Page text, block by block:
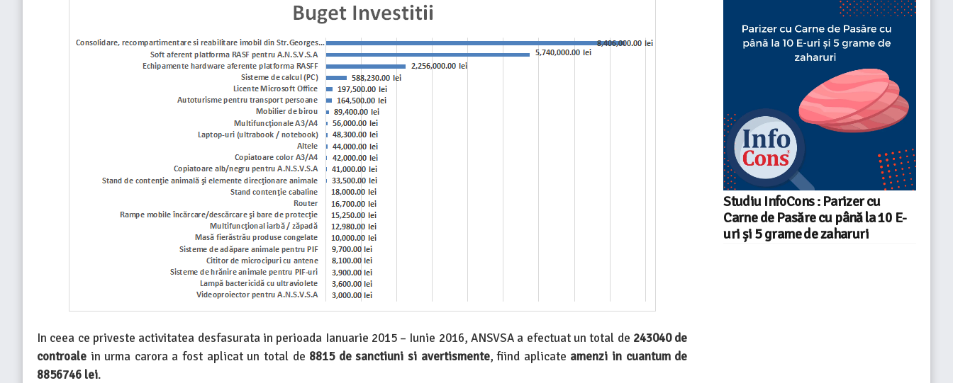
In ceea ce priveste activitatea desfasurata in perioada Ianuarie 2015 – Iunie 2016, ANSVSA a efectuat un total de 243040 de
controale in urma carora a fost aplicat un total de 8815 de sanctiuni si avertismente, fiind aplicate amenzi in cuantum de
8856746 lei.
Studiu InfoCons : Parizer cu
Carne de Pasăre cu până la 10 E-
uri și 5 grame de zaharuri